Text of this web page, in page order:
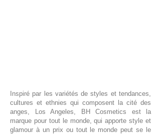
Inspiré par les variétés de styles et tendances,
cultures et ethnies qui composent la cité des
anges, Los Angeles, BH Cosmetics est la
marque pour tout le monde, qui apporte style et
glamour à un prix ou tout le monde peut se le